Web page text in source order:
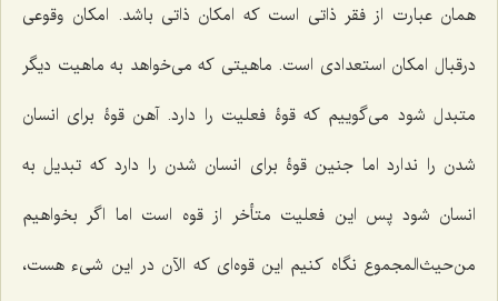
همان عبارت از فقر ذاتی است که امکان ذاتی باشد. امکان وقوعی
درقبال امکان استعدادی است. ماهیتی که می‌خواهد به ماهیت دیگر
متبدل شود می‌گوییم که قوۀ فعلیت را دارد. آهن قوۀ برای انسان
شدن را ندارد اما جنین قوۀ برای انسان شدن را دارد که تبدیل به
انسان شود پس این فعلیت متأخر از قوه است اما اگر بخواهیم
من‌حیث‌المجموع نگاه کنیم این قوه‌ای که الآن در این شیء هست،